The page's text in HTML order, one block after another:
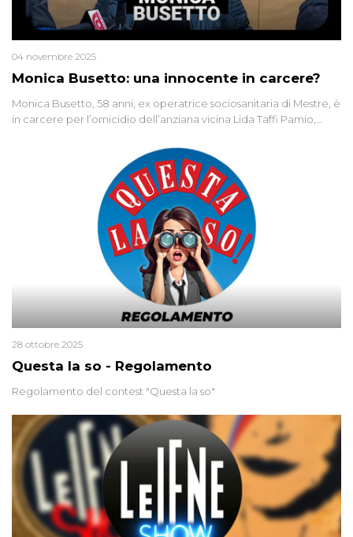
Monica Busetto: una innocente in carcere?
04 novembre 2025
Monica Busetto, 58 anni, ex operatrice sociosanitaria di Mestre, è
in carcere per l’omicidio dell’anziana vicina Lida Taffi Pamio,
minuscola su una collanina, Monica si proclama innocente. Nel
2015 un’altra donna confessa lo stesso delitto, poi ritratta. Due
colpevoli per un solo omicidio: errore giudiziario o giustizia
Questa la so - Regolamento
28 ottobre 2025
Regolamento del contest "Questa la so"